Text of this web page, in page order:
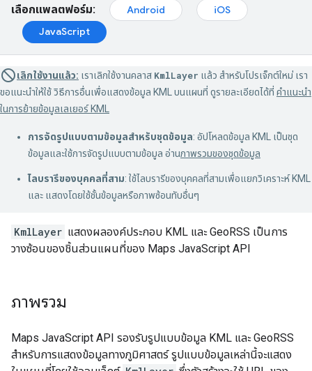
เลือกแพลตฟอร์ม: Android
iOS
JavaScript
เลิกใช้งานแล้ว: เราเลิกใช้งานคลาส KmlLayer แล้ว สำหรับโปรเจ็กต์ใหม่ เรา
ขอแนะนำให้ใช้ วิธีการอื่นเพื่อแสดงข้อมูล KML บนแผนที่ ดูรายละเอียดได้ที่ คำแนะนำ
ในการย้ายข้อมูลเลเยอร์ KML
การจัดรูปแบบตามข้อมูลสำหรับชุดข้อมูล: อัปโหลดข้อมูล KML เป็นชุด
ข้อมูลและใช้การจัดรูปแบบตามข้อมูล อ่านภาพรวมของชุดข้อมูล
ไลบรารีของบุคคลที่สาม: ใช้ไลบรารีของบุคคลที่สามเพื่อแยกวิเคราะห์ KML
และ แสดงโดยใช้ชั้นข้อมูลหรือภาพซ้อนทับอื่นๆ
KmlLayer แสดงผลองค์ประกอบ KML และ GeoRSS เป็นการ
วางซ้อนของชิ้นส่วนแผนที่ของ Maps JavaScript API
ภาพรวม
Maps JavaScript API รองรับรูปแบบข้อมูล KML และ GeoRSS
สำหรับการแสดงข้อมูลทางภูมิศาสตร์ รูปแบบข้อมูลเหล่านี้จะแสดง